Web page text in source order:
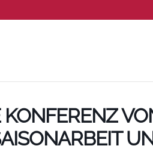
KONFERENZ